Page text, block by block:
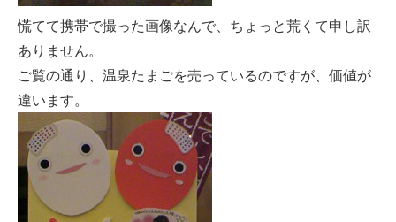
慌てて携帯で撮った画像なんで、ちょっと荒くて申し訳
ありません。
ご覧の通り、温泉たまごを売っているのですが、価値が
違います。